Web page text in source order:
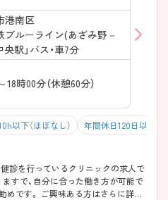
港南区
ブルーライン(あざみ野－
駅」バス・車7分
時00分（休憩60分）
以下（ほぼなし） 年間休日120日以上
診を行っているクリニックの求人で
すで、自分に合った働き方が可能で
めです。 ご興味ある方はさらに詳細